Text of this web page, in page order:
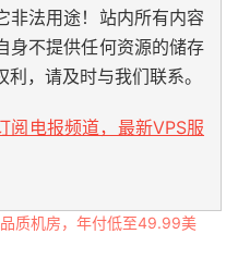
非法用途！站内所有内容
身不提供任何资源的储存
，请及时与我们联系。
阅电报频道，最新VPS服
质机房，年付低至49.99美